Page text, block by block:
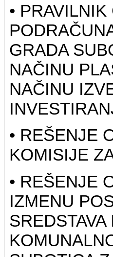
•
GRADA
NAČINU
NAČINU
• REŠENJE
KOMISIJE
• REŠENJE
IZMENU